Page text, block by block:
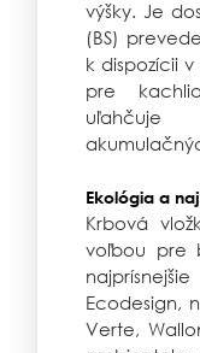
výšky. Je
(BS)
k dispozícii
pre
uľahčuje
Ekológia a
Krbová
voľbou pre
Ecodesign,
Verte,